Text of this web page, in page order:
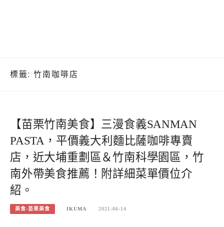
標籤: 竹南咖啡店
【苗栗竹南美食】三漫食義SANMAN
PASTA，平價義大利麵比薩咖啡專賣
店，近大埔重劃區＆竹南科學園區，竹
南外帶美食推薦！附詳細菜單價位介
紹。
美食-苗栗美食 IKUMA 2021-06-14